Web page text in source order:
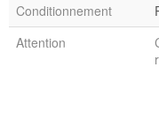
Conditionnement
Attention